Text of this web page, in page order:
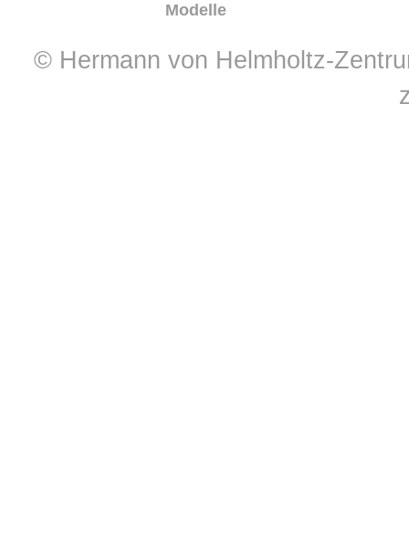
Modelle
© Hermann von Helmholtz-